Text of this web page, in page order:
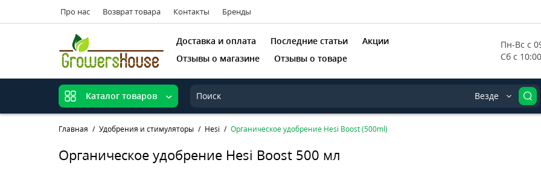
Про нас Возврат товара Контакты Бренды
Пн-Вс с
Сб с
Доставка и оплата Последние статьи
Акции
Отзывы о магазине
Отзывы о товаре
Каталог товаров Везде
Главная Удобрения и стимуляторы Hesi Органическое удобрение Hesi Boost (500ml)
Органическое удобрение Hesi Boost 500 мл